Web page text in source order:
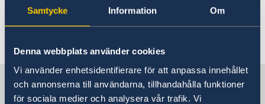
Samtycke Information Om
Denna webbplats använder cookies
Vi använder enhetsidentifierare för att anpassa innehållet
och annonserna till användarna, tillhandahålla funktioner
för sociala medier och analysera vår trafik. Vi
information om utvecklingen.
Sverige i D.R. Kongo